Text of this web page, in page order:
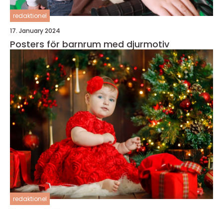
redaktionel
17. January 2024
Posters för barnrum med djurmotiv
redaktionel